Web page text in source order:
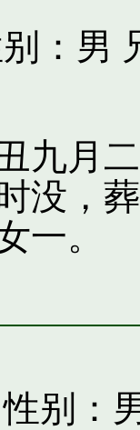
：男
九月
没，
一。
性别：